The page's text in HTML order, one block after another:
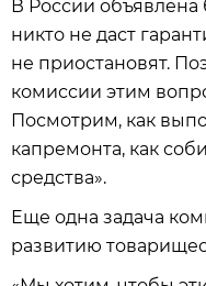
В России объявлена
никто не даст
не приостановят.
комиссии этим
Посмотрим, как
капремонта, как
средства».
Еще одна задача
развитию